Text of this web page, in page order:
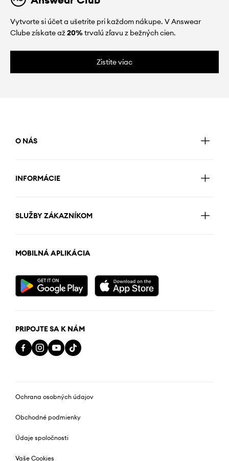
Vytvorte si účet a ušetrite pri každom nákupe. V Answear
Clube získate až20%trvalú zľavu z bežných cien.
Zistite viac
O NÁS
INFORMÁCIE
SLUŽBY ZÁKAZNÍKOM
MOBILNÁ APLIKÁCIA
PRIPOJTE SA K NÁM
Ochrana osobných údajov
Obchodné podmienky
Údaje spoločnosti
Vaše Cookies